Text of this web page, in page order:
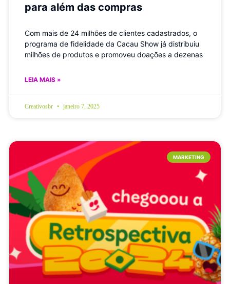
para além das compras
Com mais de 24 milhões de clientes cadastrados, o
programa de fidelidade da Cacau Show já distribuiu
milhões de produtos e promoveu doações a dezenas
LEIA MAIS »
Creativosbr janeiro 7, 2025
MARKETING